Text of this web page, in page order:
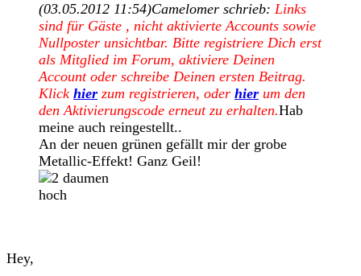
(03.05.2012 11:54)Camelomer schrieb: Links
sind für Gäste , nicht aktivierte Accounts sowie
Nullposter unsichtbar. Bitte registriere Dich erst
als Mitglied im Forum, aktiviere Deinen
Account oder schreibe Deinen ersten Beitrag.
Klick hier zum registrieren, oder hier um den
den Aktivierungscode erneut zu erhalten.Hab
meine auch reingestellt..
An der neuen grünen gefällt mir der grobe
Metallic-Effekt! Ganz Geil!
Hey,